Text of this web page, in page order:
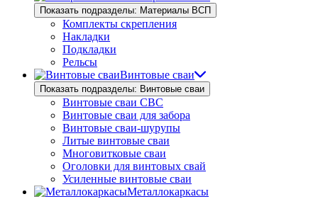
Показать подразделы: Материалы ВСП
Комплекты скрепления
Накладки
Подкладки
Рельсы
Винтовые сваи
Показать подразделы: Винтовые сваи
Винтовые сваи СВС
Винтовые сваи для забора
Винтовые сваи-шурупы
Литые винтовые сваи
Многовитковые сваи
Оголовки для винтовых свай
Усиленные винтовые сваи
Металлокаркасы